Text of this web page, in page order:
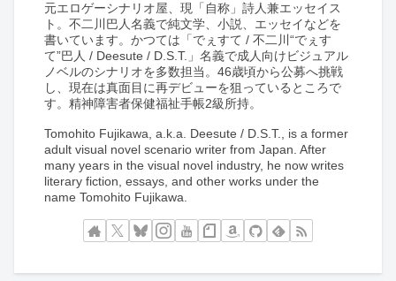
元エロゲーシナリオ屋、現「自称」詩人兼エッセイス
ト。不二川巴人名義で純文学、小説、エッセイなどを
書いています。かつては「でぇすて / 不二川“でぇす
て”巴人 / Deesute / D.S.T.」名義で成人向けビジュアル
ノベルのシナリオを多数担当。46歳頃から公募へ挑戦
し、現在は真面目に再デビューを狙っているところで
す。精神障害者保健福祉手帳2級所持。
Tomohito Fujikawa, a.k.a. Deesute / D.S.T., is a former
adult visual novel scenario writer from Japan. After
many years in the visual novel industry, he now writes
literary fiction, essays, and other works under the
name Tomohito Fujikawa.